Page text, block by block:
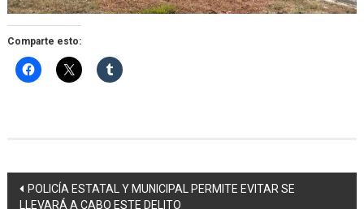
Comparte esto:
Navegación
POLICÍA ESTATAL Y MUNICIPAL PERMITE EVITAR SE
LLEVARÁ A CABO ESTE DELITO